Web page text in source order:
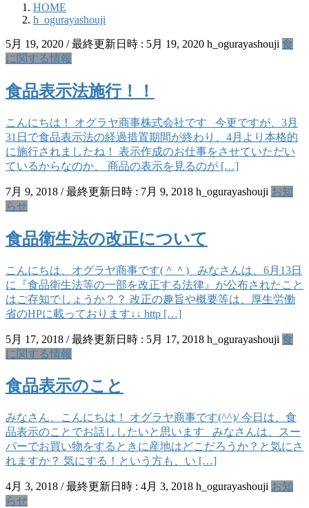
HOME
h_ogurayashouji
5月 19, 2020 / 最終更新日時 : 5月 19, 2020 h_ogurayashouji 食
に関する情報
食品表示法施行！！
こんにちは！ オグラヤ商事株式会社です 今更ですが、3月
31日で食品表示法の経過措置期間が終わり、4月より本格的
に施行されましたね！ 表示作成のお仕事をさせていただい
ているからなのか、 商品の表示を見るのが […]
7月 9, 2018 / 最終更新日時 : 7月 9, 2018 h_ogurayashouji お知
らせ
食品衛生法の改正について
こんにちは、オグラヤ商事です(＾＾) みなさんは、6月13日
に『食品衛生法等の一部を改正する法律』が公布されたこと
はご存知でしょうか？？ 改正の趣旨や概要等は、厚生労働
省のHPに載っております↓↓ http […]
5月 17, 2018 / 最終更新日時 : 5月 17, 2018 h_ogurayashouji 食
に関する情報
食品表示のこと
みなさん、こんにちは！ オグラヤ商事です(^^)/ 今日は、食
品表示のことでお話ししたいと思います みなさんは、スー
パーでお買い物をするときに産地はどこだろうか？と気にさ
れますか？ 気にする！という方も、い […]
4月 3, 2018 / 最終更新日時 : 4月 3, 2018 h_ogurayashouji お知
らせ